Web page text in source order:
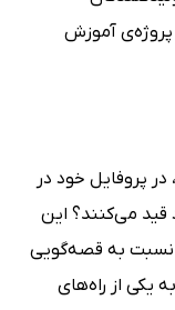
آموزش
پروفایل خود در
قید می‌کنند؟ این
نسبت به قصه‌گویی
یکی از راه‌های